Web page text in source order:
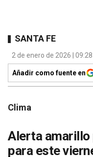
SANTA FE
2 de enero de 2026 |
Añadir como fuente en
Clima
Alerta
para este